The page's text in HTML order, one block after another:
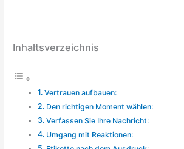
Inhaltsverzeichnis
Vertrauen aufbauen:
Den richtigen Moment wählen:
Verfassen Sie Ihre Nachricht:
Umgang mit Reaktionen: